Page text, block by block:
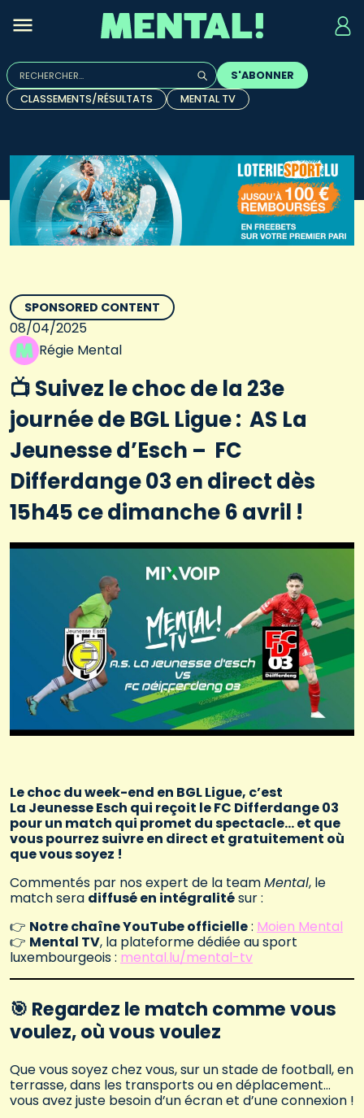
Rechercher :
Quand les résultats de l'auto-complétion sont
S'ABONNER
CLASSEMENTS/RÉSULTATS
MENTAL TV
SPONSORED CONTENT
08/04/2025
Régie Mental
📺 Suivez le choc de la 23e
journée de BGL Ligue : AS La
Jeunesse d’Esch – FC
Differdange 03 en direct dès
15h45 ce dimanche 6 avril !
Le choc du week-end en BGL Ligue, c’est
La Jeunesse Esch qui reçoit le FC Differdange 03
pour un match qui promet du spectacle… et que
vous pourrez suivre en direct et gratuitement où
que vous soyez !
Commentés par nos expert de la teamMental, le
match sera diffusé en intégralitésur :
👉 Notre chaîne YouTube officielle: Moien Mental
👉 Mental TV, la plateforme dédiée au sport
luxembourgeois : mental.lu/mental-tv
🎯 Regardez le match comme vous
voulez, où vous voulez
Que vous soyez chez vous, sur un stade de football, en
terrasse, dans les transports ou en déplacement…
vous avez juste besoin d’un écran et d’une connexion !